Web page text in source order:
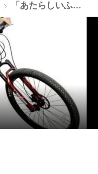
「あたらしいふつう」